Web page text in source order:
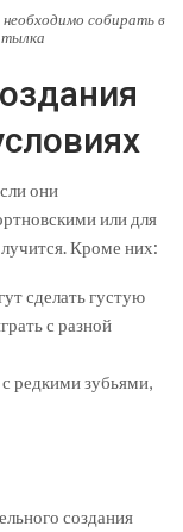
собирать в
они
или для
Кроме них:
сделать густую
с разной
редкими зубьями,
создания